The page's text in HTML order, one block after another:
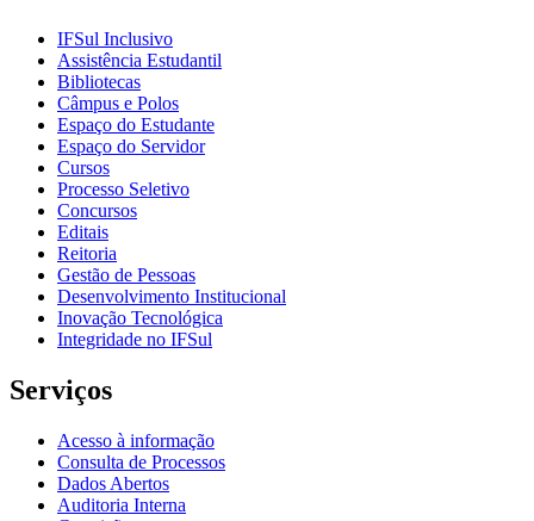
IFSul Inclusivo
Assistência Estudantil
Bibliotecas
Câmpus e Polos
Espaço do Estudante
Espaço do Servidor
Cursos
Processo Seletivo
Concursos
Editais
Reitoria
Gestão de Pessoas
Desenvolvimento Institucional
Inovação Tecnológica
Integridade no IFSul
Serviços
Acesso à informação
Consulta de Processos
Dados Abertos
Auditoria Interna